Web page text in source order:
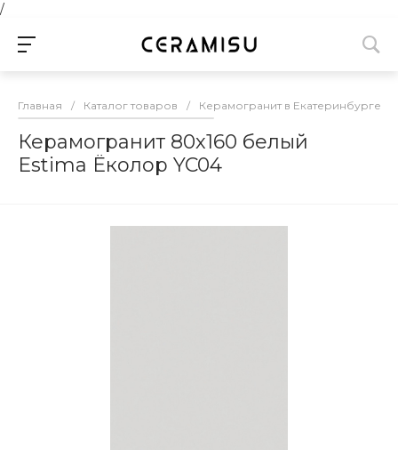
/
Главная / Каталог товаров / Керамогранит в Екатеринбурге
Керамогранит 80х160 белый
Estima Ёколор YC04